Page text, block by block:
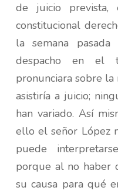
de juicio prevista,
constitucional
la semana
despacho en el
pronunciara sobre
asistiría a juicio;
han variado. Así
ello el señor López
puede
porque al no haber
su causa para qué